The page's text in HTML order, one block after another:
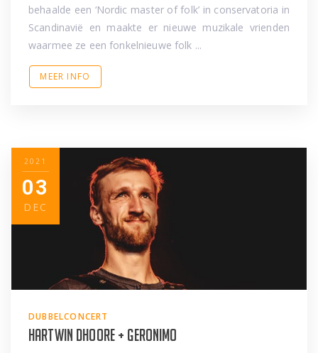
behaalde een ‘Nordic master of folk’ in conservatoria in
Scandinavië en maakte er nieuwe muzikale vrienden
waarmee ze een fonkelnieuwe folk ...
MEER INFO
2021
03
DEC
DUBBELCONCERT
Hartwin Dhoore + Geronimo